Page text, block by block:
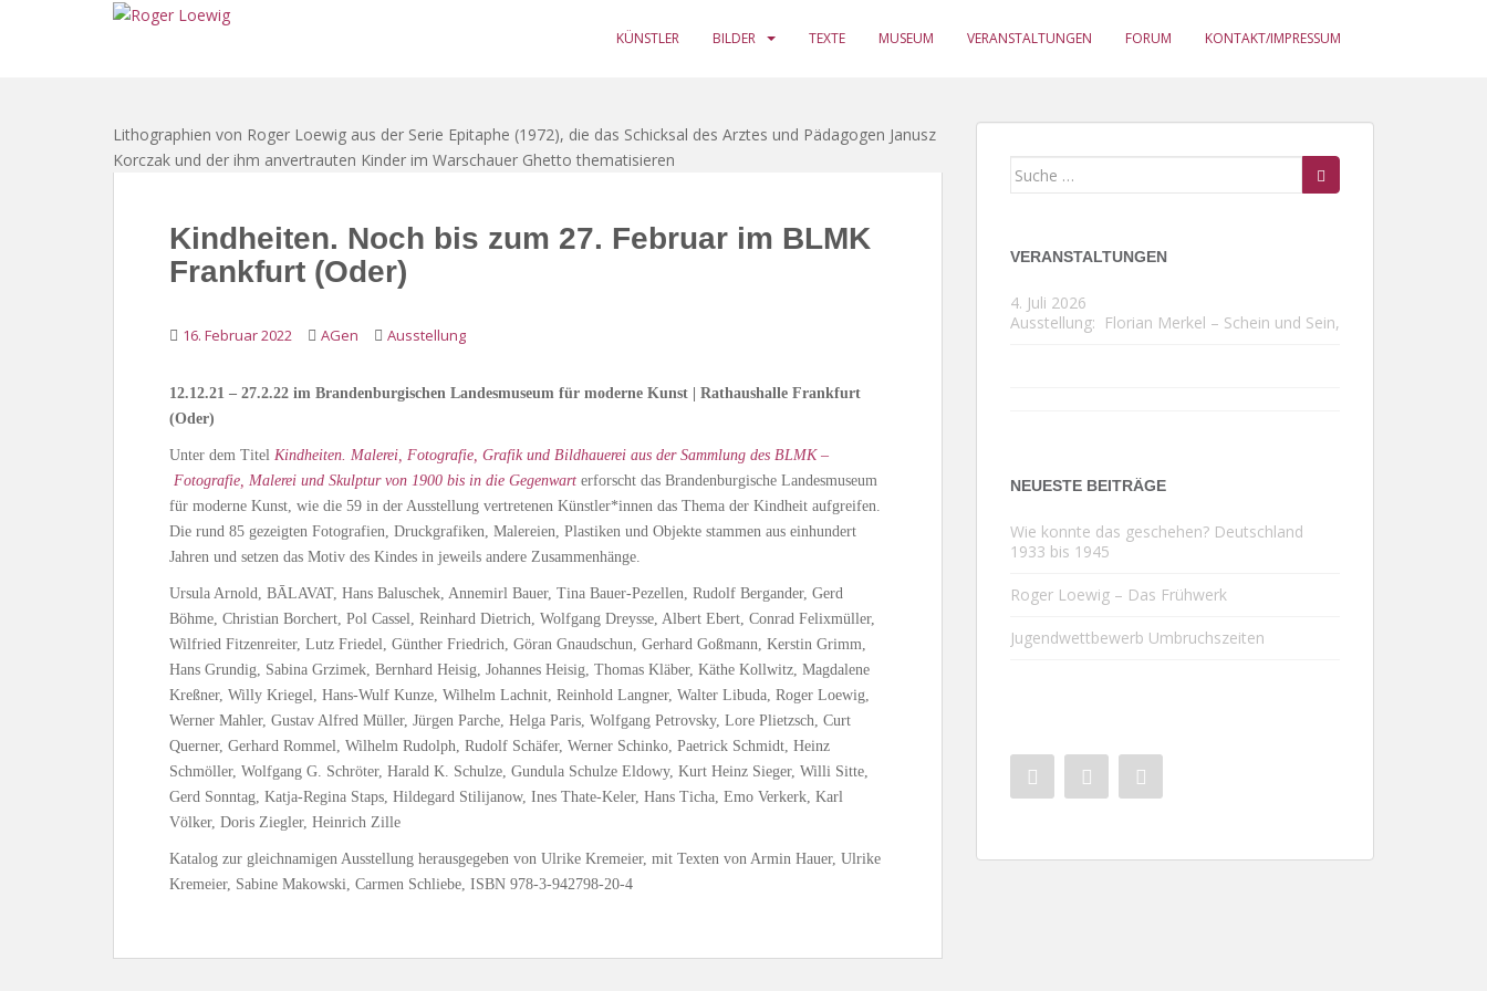
KÜNSTLER BILDER TEXTE MUSEUM VERANSTALTUNGEN FORUM KONTAKT/IMPRESSUM
Lithographien von Roger Loewig aus der Serie Epitaphe (1972), die das Schicksal des Arztes und Pädagogen Janusz
Korczak und der ihm anvertrauten Kinder im Warschauer Ghetto thematisieren
Kindheiten. Noch bis zum 27. Februar im BLMK
Frankfurt (Oder)
16. Februar 2022 AGen Ausstellung
12.12.21 – 27.2.22 im Brandenburgischen Landesmuseum für moderne Kunst | Rathaushalle Frankfurt
(Oder)
Unter dem Titel Kindheiten. Malerei, Fotografie, Grafik und Bildhauerei aus der Sammlung des BLMK –
Fotografie, Malerei und Skulptur von 1900 bis in die Gegenwart erforscht das Brandenburgische Landesmuseum
für moderne Kunst, wie die 59 in der Ausstellung vertretenen Künstler*innen das Thema der Kindheit aufgreifen.
Die rund 85 gezeigten Fotografien, Druckgrafiken, Malereien, Plastiken und Objekte stammen aus einhundert
Jahren und setzen das Motiv des Kindes in jeweils andere Zusammenhänge.
Ursula Arnold, BĀLAVAT, Hans Baluschek, Annemirl Bauer, Tina Bauer-Pezellen, Rudolf Bergander, Gerd
Böhme, Christian Borchert, Pol Cassel, Reinhard Dietrich, Wolfgang Dreysse, Albert Ebert, Conrad Felixmüller,
Wilfried Fitzenreiter, Lutz Friedel, Günther Friedrich, Göran Gnaudschun, Gerhard Goßmann, Kerstin Grimm,
Hans Grundig, Sabina Grzimek, Bernhard Heisig, Johannes Heisig, Thomas Kläber, Käthe Kollwitz, Magdalene
Kreßner, Willy Kriegel, Hans-Wulf Kunze, Wilhelm Lachnit, Reinhold Langner, Walter Libuda, Roger Loewig,
Werner Mahler, Gustav Alfred Müller, Jürgen Parche, Helga Paris, Wolfgang Petrovsky, Lore Plietzsch, Curt
Querner, Gerhard Rommel, Wilhelm Rudolph, Rudolf Schäfer, Werner Schinko, Paetrick Schmidt, Heinz
Schmöller, Wolfgang G. Schröter, Harald K. Schulze, Gundula Schulze Eldowy, Kurt Heinz Sieger, Willi Sitte,
Gerd Sonntag, Katja-Regina Staps, Hildegard Stilijanow, Ines Thate-Keler, Hans Ticha, Emo Verkerk, Karl
Völker, Doris Ziegler, Heinrich Zille
Katalog zur gleichnamigen Ausstellung herausgegeben von Ulrike Kremeier, mit Texten von Armin Hauer, Ulrike
Kremeier, Sabine Makowski, Carmen Schliebe, ISBN 978-3-942798-20-4
Suche
VERANSTALTUNGEN
4. Juli 2026
Ausstellung: Florian Merkel – Schein und Sein,
NEUESTE BEITRÄGE
Wie konnte das geschehen? Deutschland
1933 bis 1945
Roger Loewig – Das Frühwerk
Jugendwettbewerb Umbruchszeiten